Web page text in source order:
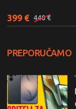
399 € 448 €
PREPORUČAMO